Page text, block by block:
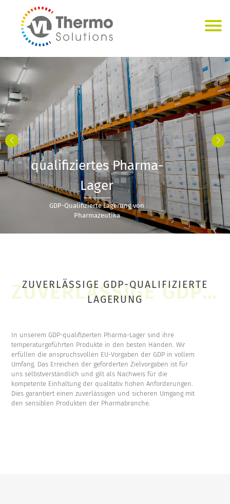
qualifiziertes Pharma-
Lager
GDP-Qualifizierte Lagerung von
Pharmazeutika
ZUVERLÄSSIGE GDP-QUALIFIZIERTE
LAGERUNG
In unserem GDP-qualifizierten Pharma-Lager sind ihre
temperaturgeführten Produkte in den besten Händen. Wir
erfüllen die anspruchsvollen EU-Vorgaben der GDP in vollem
Umfang. Das Erreichen der geforderten Zielvorgaben ist für
uns selbstverständlich und gilt als Nachweis für die
kompetente Einhaltung der qualitativ hohen Anforderungen.
Dies garantiert einen zuverlässigen und sicheren Umgang mit
den sensiblen Produkten der Pharmabranche.